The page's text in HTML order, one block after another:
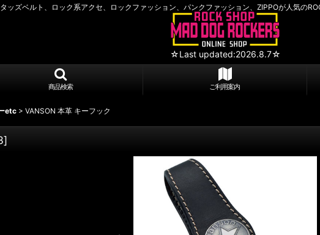
ッズベルト、ロック系アクセ、ロックファッション、パンクファッション、ZIPPOが人気の
☆Last updated:2026.8.7☆
商品検索 ご利用案内
etc > VANSON 本革 キーフック
]